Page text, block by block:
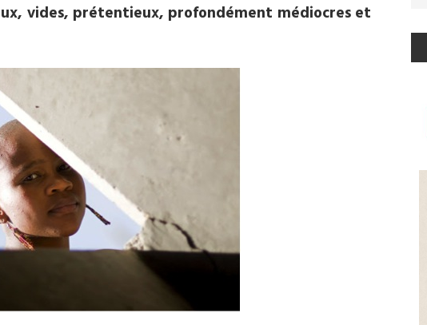
vides, prétentieux, profondément médiocres et